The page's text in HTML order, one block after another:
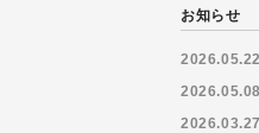
お知らせ
2026.05.22
2026.05.08
2026.03.27